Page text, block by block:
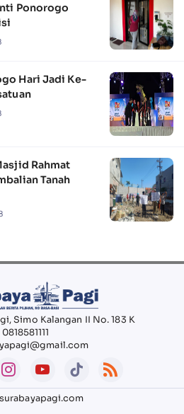
Ponorogo
Hari Jadi Ke-
Rahmat
Tanah
Simo Kalangan II No. 183 K
0818581111